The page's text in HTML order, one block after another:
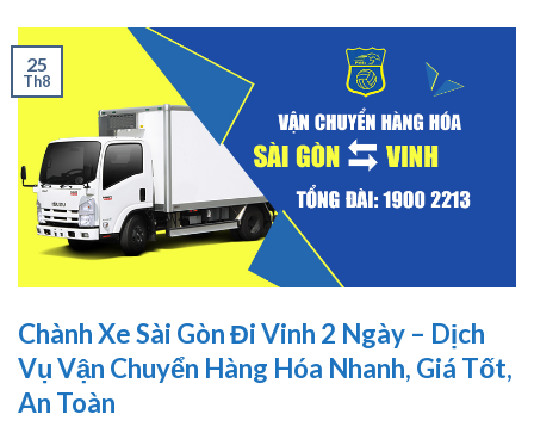
25
Th8
Chành Xe Sài Gòn Đi Vinh 2 Ngày – Dịch
Vụ Vận Chuyển Hàng Hóa Nhanh, Giá Tốt,
An Toàn